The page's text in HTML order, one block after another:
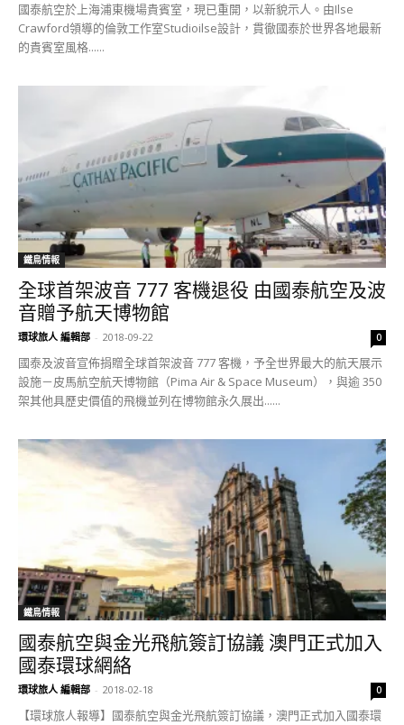
國泰航空於上海浦東機場貴賓室，現已重開，以新貌示人。由Ilse
Crawford領導的倫敦工作室Studioilse設計，貫徹國泰於世界各地最新
的貴賓室風格......
鐵鳥情報
全球首架波音 777 客機退役 由國泰航空及波
音贈予航天博物館
環球旅人 編輯部 - 2018-09-22 0
國泰及波音宣佈捐贈全球首架波音 777 客機，予全世界最大的航天展示
設施－皮馬航空航天博物館（Pima Air & Space Museum），與逾 350
架其他具歷史價值的飛機並列在博物館永久展出......
鐵鳥情報
國泰航空與金光飛航簽訂協議 澳門正式加入
國泰環球網絡
環球旅人 編輯部 - 2018-02-18 0
【環球旅人報導】國泰航空與金光飛航簽訂協議，澳門正式加入國泰環